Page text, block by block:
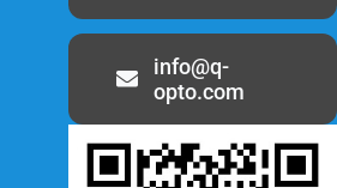
info@q-
opto.com